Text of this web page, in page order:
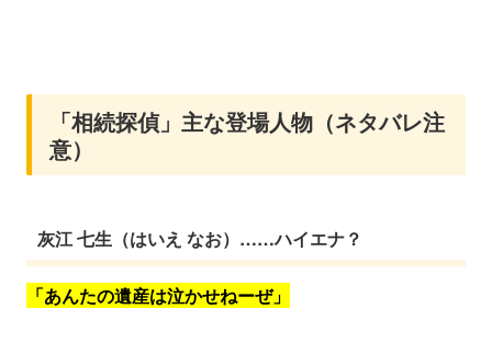
「相続探偵」主な登場人物（ネタバレ注
意）
灰江 七生（はいえ なお）……ハイエナ？
「あんたの遺産は泣かせねーぜ」